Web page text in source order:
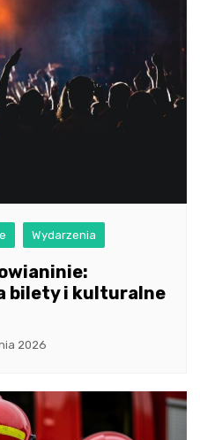
Wydarzenia
bilety i kulturalne
2026